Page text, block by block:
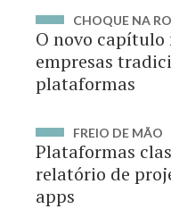
CHOQUE NA
O novo
empresas
plataformas
FREIO DE MÃO
Plataformas
relatório de
apps